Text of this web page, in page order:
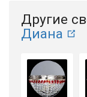
Другие
Диана